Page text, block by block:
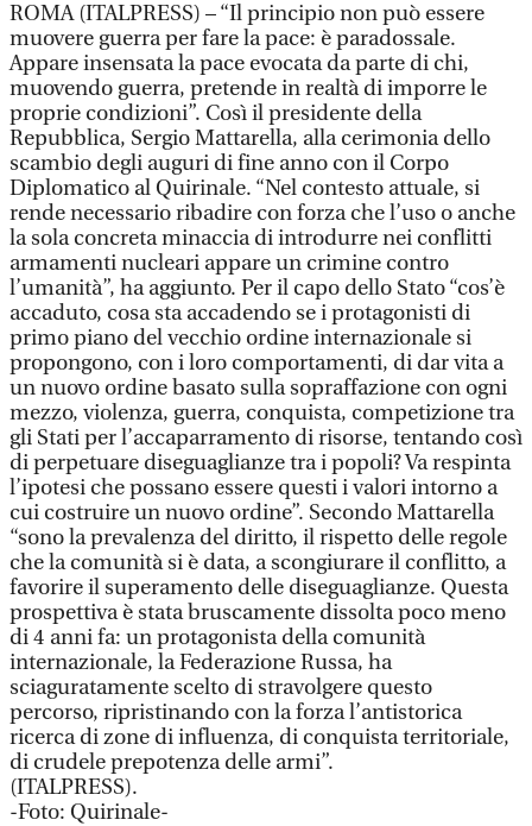
ROMA (ITALPRESS) – “Il principio non può essere
muovere guerra per fare la pace: è paradossale.
Appare insensata la pace evocata da parte di chi,
muovendo guerra, pretende in realtà di imporre le
proprie condizioni”. Così il presidente della
Repubblica, Sergio Mattarella, alla cerimonia dello
scambio degli auguri di fine anno con il Corpo
Diplomatico al Quirinale. “Nel contesto attuale, si
rende necessario ribadire con forza che l’uso o anche
la sola concreta minaccia di introdurre nei conflitti
armamenti nucleari appare un crimine contro
l’umanità”, ha aggiunto. Per il capo dello Stato “cos’è
accaduto, cosa sta accadendo se i protagonisti di
primo piano del vecchio ordine internazionale si
propongono, con i loro comportamenti, di dar vita a
un nuovo ordine basato sulla sopraffazione con ogni
mezzo, violenza, guerra, conquista, competizione tra
gli Stati per l’accaparramento di risorse, tentando così
di perpetuare diseguaglianze tra i popoli? Va respinta
l’ipotesi che possano essere questi i valori intorno a
cui costruire un nuovo ordine”. Secondo Mattarella
“sono la prevalenza del diritto, il rispetto delle regole
che la comunità si è data, a scongiurare il conflitto, a
favorire il superamento delle diseguaglianze. Questa
prospettiva è stata bruscamente dissolta poco meno
di 4 anni fa: un protagonista della comunità
internazionale, la Federazione Russa, ha
sciaguratamente scelto di stravolgere questo
percorso, ripristinando con la forza l’antistorica
ricerca di zone di influenza, di conquista territoriale,
di crudele prepotenza delle armi”.
(ITALPRESS).
-Foto: Quirinale-